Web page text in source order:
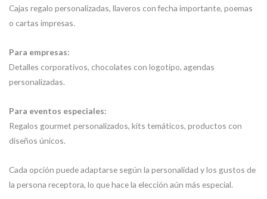
Cajas regalo personalizadas, llaveros con fecha importante, poemas
o cartas impresas.
Para empresas:
Detalles corporativos, chocolates con logotipo, agendas
personalizadas.
Para eventos especiales:
Regalos gourmet personalizados, kits temáticos, productos con
diseños únicos.
Cada opción puede adaptarse según la personalidad y los gustos de
la persona receptora, lo que hace la elección aún más especial.